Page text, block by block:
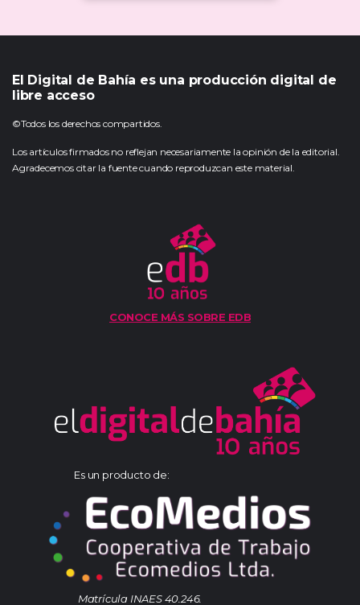
El Digital de Bahía es una producción digital de
libre acceso
©Todos los derechos compartidos.
Los artículos firmados no reflejan necesariamente la opinión de la editorial.
Agradecemos citar la fuente cuando reproduzcan este material.
CONOCE MÁS SOBRE EDB
Es un producto de:
Matrícula INAES 40.246.